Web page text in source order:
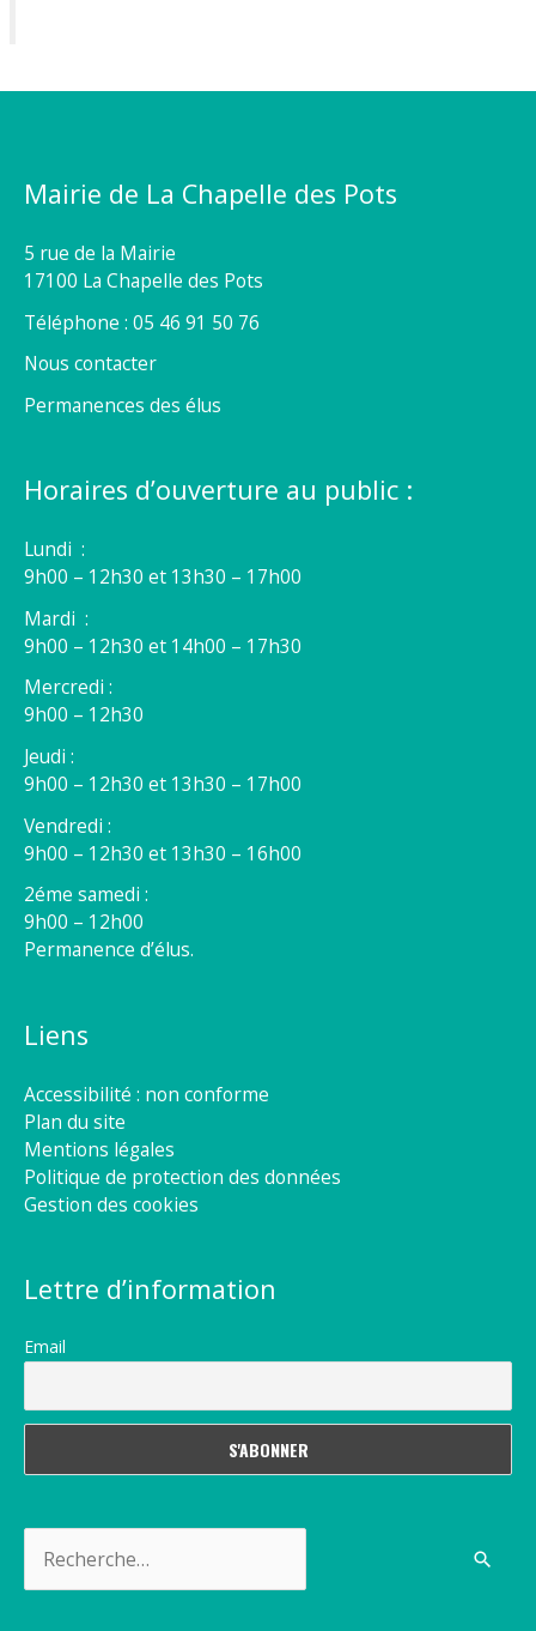
Mairie de La Chapelle des Pots
5 rue de la Mairie
17100 La Chapelle des Pots
Téléphone : 05 46 91 50 76
Nous contacter
Permanences des élus
Horaires d’ouverture au public :
Lundi :
9h00 – 12h30 et 13h30 – 17h00
Mardi :
9h00 – 12h30 et 14h00 – 17h30
Mercredi :
9h00 – 12h30
Jeudi :
9h00 – 12h30 et 13h30 – 17h00
Vendredi :
9h00 – 12h30 et 13h30 – 16h00
2éme samedi :
9h00 – 12h00
Permanence d’élus.
Liens
Accessibilité : non conforme
Plan du site
Mentions légales
Politique de protection des données
Gestion des cookies
Lettre d’information
Email